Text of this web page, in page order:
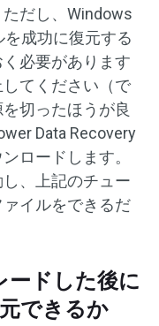
だし、Windows
成功に復元する
必要があります
てください（で
切ったほうが良
Data Recovery
ロードします。
、上記のチュー
イルをできるだ
ードした後に
できるか